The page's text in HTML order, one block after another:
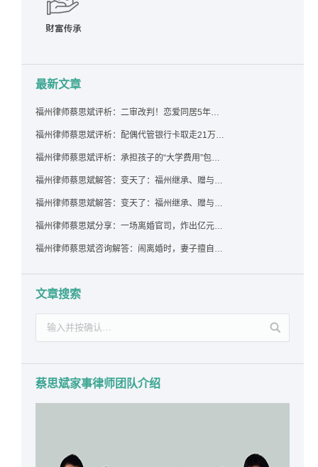
最新文章
福州律师蔡思斌评析：二审改判！恋爱同居5年为女友买车，分手后能要回吗？
福州律师蔡思斌评析：配偶代管银行卡取走21万，离婚后这笔钱还要得回来吗？
福州律师蔡思斌评析：承担孩子的“大学费用”包括高额留学费用吗？
福州律师蔡思斌解答：变天了：福州继承、赠与房产转让要收20%个税？福州国税官方回复来了！
福州律师蔡思斌解答：变天了：福州继承、赠与房产转让要收20%个税？福州国税官方回答来了！
福州律师蔡思斌分享：一场离婚官司，炸出亿元“糊涂账”：本想分割家产，结果“自爆”了家底
福州律师蔡思斌咨询解答：闹离婚时，妻子擅自带走孩子并阻止其上学，违法吗？该如何维权？
文章搜索
蔡思斌家事律师团队介绍